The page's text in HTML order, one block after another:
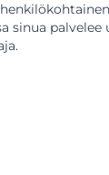
sinua palvelee